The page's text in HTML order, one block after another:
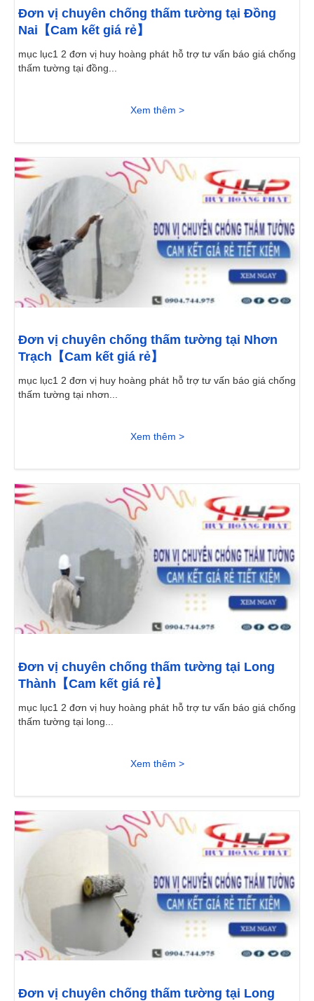
Đơn vị chuyên chống thấm tường tại Đồng
Nai【Cam kết giá rẻ】
mục lục1 2 đơn vị huy hoàng phát hỗ trợ tư vấn báo giá chống
thấm tường tại đồng...
Xem thêm >
Đơn vị chuyên chống thấm tường tại Nhơn
Trạch【Cam kết giá rẻ】
mục lục1 2 đơn vị huy hoàng phát hỗ trợ tư vấn báo giá chống
thấm tường tại nhơn...
Xem thêm >
Đơn vị chuyên chống thấm tường tại Long
Thành【Cam kết giá rẻ】
mục lục1 2 đơn vị huy hoàng phát hỗ trợ tư vấn báo giá chống
thấm tường tại long...
Xem thêm >
Đơn vị chuyên chống thấm tường tại Long